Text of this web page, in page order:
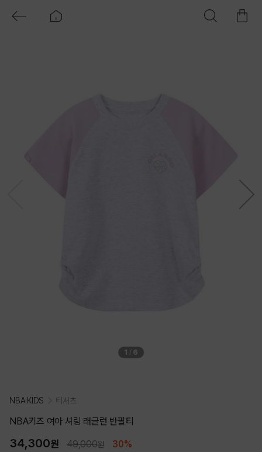
1 / 6
NBA KIDS 티셔츠
NBA키즈 여아 셔링 래글런 반팔티
34,300원 49,000원 30%